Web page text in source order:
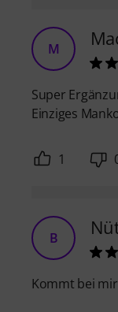
M
Super
Einziges
1
B
Kommt bei